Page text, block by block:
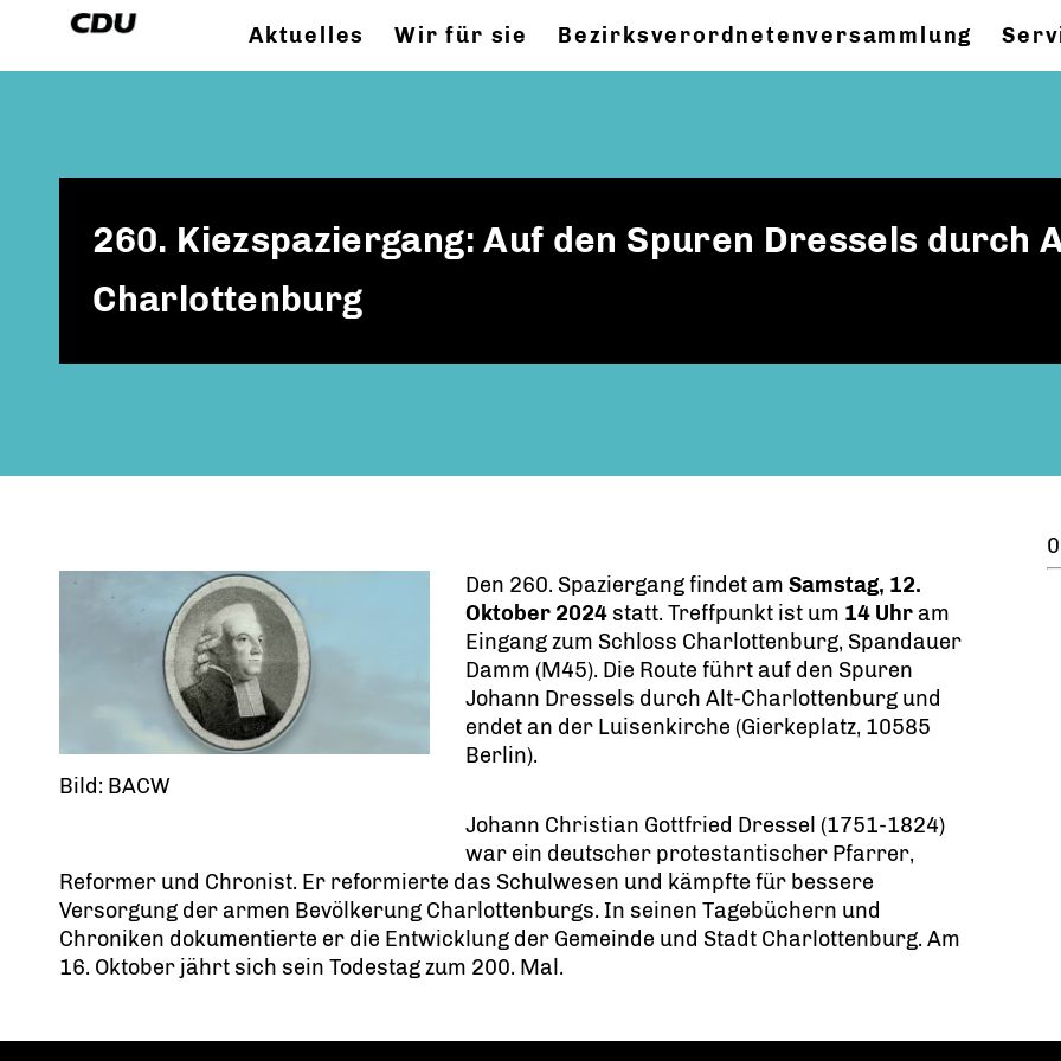
Aktuelles Wir für sie Bezirksverordnetenversammlung
260. Kiezspaziergang: Auf den Spuren Dressels durch
Charlottenburg
Bild: BACW
Den 260. Spaziergang findet amSamstag, 12.
Oktober 2024statt. Treffpunkt ist um 14 Uhr am
Eingang zum Schloss Charlottenburg, Spandauer
Damm (M45). Die Route führt auf den Spuren
Johann Dressels durch Alt-Charlottenburg und
endet an der Luisenkirche (Gierkeplatz, 10585
Berlin).
Johann Christian Gottfried Dressel (1751-1824)
war ein deutscher protestantischer Pfarrer,
Reformer und Chronist. Er reformierte das Schulwesen und kämpfte für bessere
Versorgung der armen Bevölkerung Charlottenburgs. In seinen Tagebüchern und
Chroniken dokumentierte er die Entwicklung der Gemeinde und Stadt Charlottenburg. Am
16. Oktober jährt sich sein Todestag zum 200. Mal.